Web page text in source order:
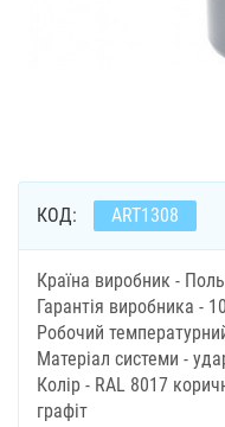
КОД: ART1308
Країна виробник -
Гарантія виробника -
Робочий
Матеріал системи -
Колір - RAL 8017
графіт